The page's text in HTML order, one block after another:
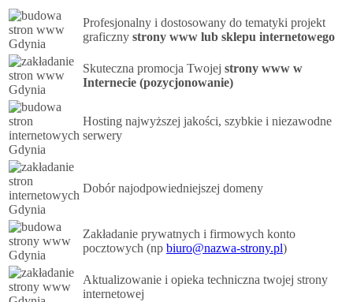
Profesjonalny i dostosowany do tematyki projekt
graficzny strony www lub sklepu internetowego
Skuteczna promocja Twojej strony www w
Internecie (pozycjonowanie)
Hosting najwyższej jakości, szybkie i niezawodne
serwery
Dobór najodpowiedniejszej domeny
Zakładanie prywatnych i firmowych konto
pocztowych (np biuro@nazwa-strony.pl)
Aktualizowanie i opieka techniczna twojej strony
internetowej